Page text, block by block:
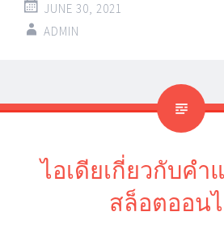
JUNE 30, 2021
ADMIN
ไอเดียเกี่ยวกับคำ
สล็อตออน